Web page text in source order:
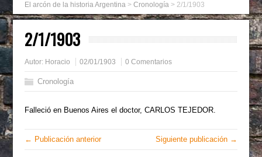
El arcón de la historia Argentina >Cronología >2/1/1903
2/1/1903
Autor: Horacio 02/01/1903 0 Comentarios
Cronología
Falleció en Buenos Aires el doctor, CARLOS TEJEDOR.
← Publicación anterior Siguiente publicación →